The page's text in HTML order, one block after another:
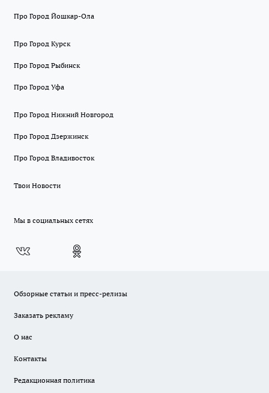
Про Город Йошкар-Ола
Про Город Курск
Про Город Рыбинск
Про Город Уфа
Про Город Нижний Новгород
Про Город Дзержинск
Про Город Владивосток
Твои Новости
Мы в социальных сетях
Обзорные статьи и пресс-релизы
Заказать рекламу
О нас
Контакты
Редакционная политика